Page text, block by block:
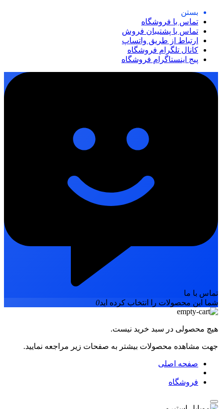
بستن
تماس با فروشگاه
تماس با پشتیبان فروش
ارتباط از طریق واتساپ
کانال تلگرام فروشگاه
پیج اینستاگرام فروشگاه
تماس با ما
شما این محصولات را انتخاب کرده اید0
هیچ محصولی در سبد خرید نیست.
جهت مشاهده محصولات بیشتر به صفحات زیر مراجعه نمایید.
صفحه اصلی
فروشگاه